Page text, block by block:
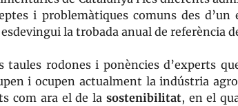
i problemàtiques comuns des d’un
la trobada anual de referència
taules rodones i ponències d’experts
i ocupen actualment la indústria
com ara el de la sostenibilitat, en el